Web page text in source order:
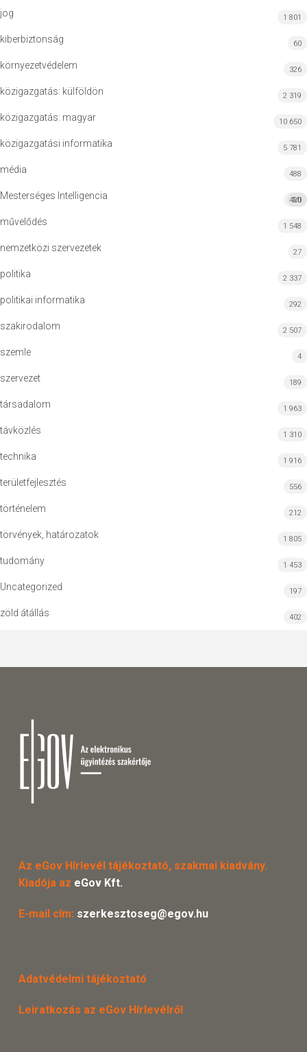
jog 1 801
kiberbiztonság 60
környezetvédelem 326
közigazgatás: külföldön 2 319
közigazgatás: magyar 10 650
közigazgatási informatika 5 781
média 488
Mesterséges Intelligencia MI
420
művelődés 1 548
nemzetközi szervezetek 27
politika 2 337
politikai informatika 292
szakirodalom 2 507
szemle 4
szervezet 189
társadalom 1 963
távközlés 1 310
technika 1 916
területfejlesztés 556
történelem 212
törvények, határozatok 1 805
tudomány 1 453
Uncategorized 197
zöld átállás 402
Az eGov Hírlevél tájékoztató, szakmai kiadvány.
Kiadója az eGov Kft.
E-mail cím: szerkesztoseg@egov.hu
Adatvédelmi tájékoztató
Leiratkozás az eGov Hírlevélről